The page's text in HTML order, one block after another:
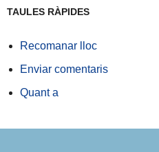
TAULES RÀPIDES
Recomanar lloc
Enviar comentaris
Quant a